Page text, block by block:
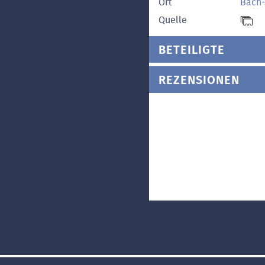
Quelle
BETEILIGTE
REZENSIONEN